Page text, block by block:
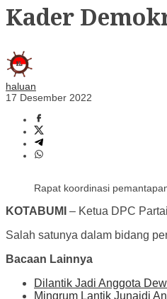
Kader
haluan
17 Desember 2022
Rapat koordinasi
KOTABUMI – Ketua DPC
Salah satunya dalam bidang
Bacaan Lainnya
Dilantik Jadi Anggota
Mingrum Lantik Junaidi